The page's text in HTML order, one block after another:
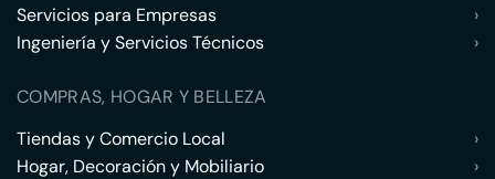
Servicios para Empresas
›
Ingeniería y Servicios Técnicos
›
COMPRAS, HOGAR Y BELLEZA
Tiendas y Comercio Local
›
Hogar, Decoración y Mobiliario
›